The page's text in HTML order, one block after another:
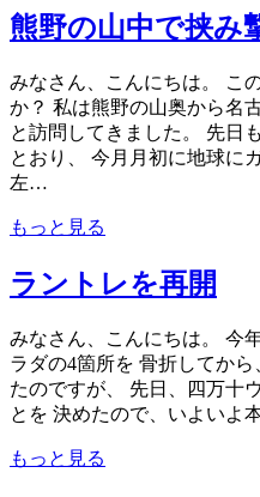
熊野の山中で挟み
みなさん、こんにちは。 こ
か？ 私は熊野の山奥から名
と訪問してきました。 先日
とおり、 今月月初に地球に
左…
もっと見る
ラントレを再開
みなさん、こんにちは。 今
ラダの4箇所を 骨折してか
たのですが、 先日、四万十
とを 決めたので、いよいよ
もっと見る